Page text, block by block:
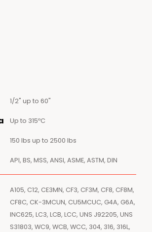
1/2" up to 60"
Up to 315ºC
150 lbs up to 2500 lbs
API, BS, MSS, ANSI, ASME, ASTM, DIN
A105, C12, CE3MN, CF3, CF3M, CF8, CF8M,
CF8C, CK-3MCUN, CU5MCUC, G4A, G6A,
INC625, LC3, LCB, LCC, UNS J92205, UNS
S31803, WC9, WCB, WCC, 304, 316, 316L,